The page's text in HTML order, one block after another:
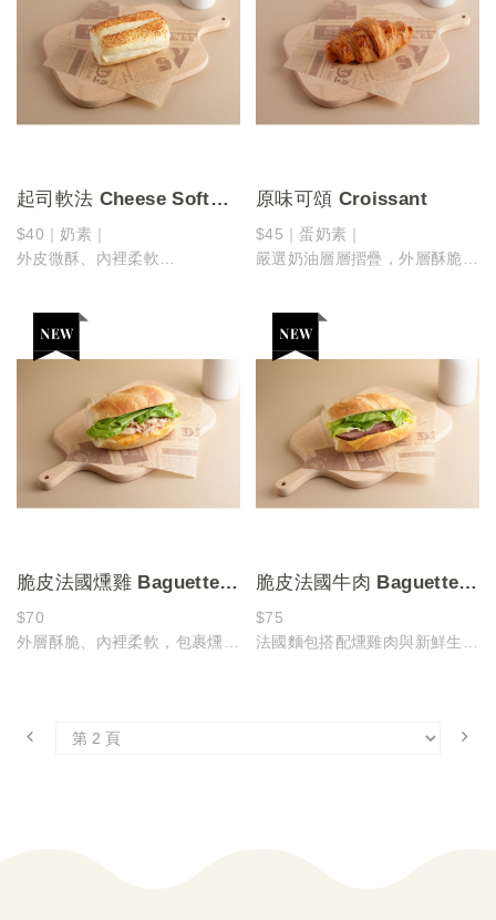
起司軟法 Cheese Soft
Baguette
$40｜奶素｜
外皮微酥、內裡柔軟
原味可頌 Croissant
$45｜蛋奶素｜
嚴選奶油層層摺疊，外層酥脆、
香，是最純粹也最耐吃的經典滋
味！
脆皮法國燻雞 Baguette
Roll with Beef
$70
外層酥脆、內裡柔軟，包裹燻雞
脆皮法國牛肉 Baguette
Roll with Beef
$75
法國麵包搭配燻雞肉與新鮮生菜